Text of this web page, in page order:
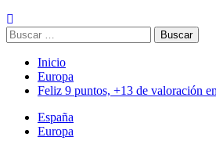
Buscar:
Inicio
Europa
Feliz 9 puntos, +13 de valoración
España
Europa